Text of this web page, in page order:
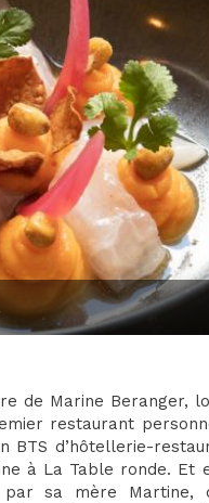
de Marine Beranger,
restaurant
BTS d’hôtellerie-
à La Table ronde. Et
par sa mère